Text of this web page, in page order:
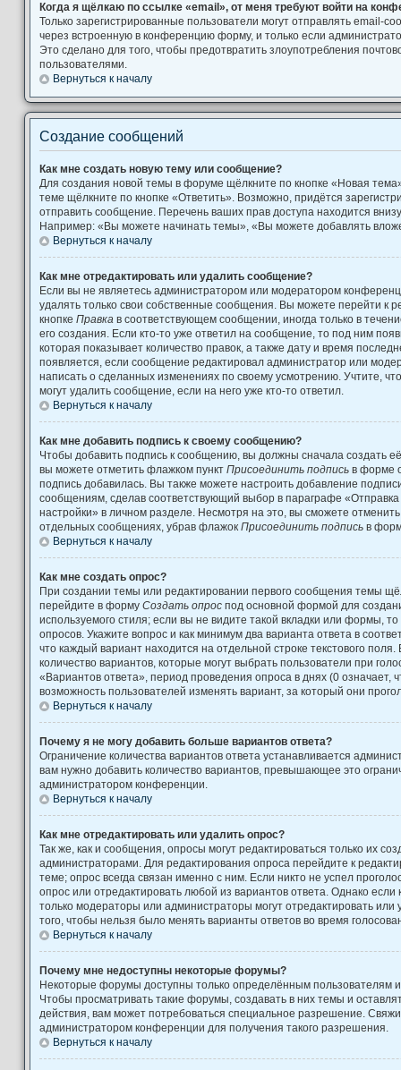
Когда я щёлкаю по ссылке «email», от меня требуют войти на
Только зарегистрированные пользователи могут отправлять email-
через встроенную в конференцию форму, и только если
Это сделано для того, чтобы предотвратить злоупотребления
пользователями.
Вернуться к началу
Создание сообщений
Как мне создать новую тему или сообщение?
Для создания новой темы в форуме щёлкните по кнопке «Новая
теме щёлкните по кнопке «Ответить». Возможно, придётся
отправить сообщение. Перечень ваших прав доступа находится
Например: «Вы можете начинать темы», «Вы можете добавлять
Вернуться к началу
Как мне отредактировать или удалить сообщение?
Если вы не являетесь администратором или модератором
удалять только свои собственные сообщения. Вы можете перейти к
кнопке Правка в соответствующем сообщении, иногда только в
его создания. Если кто-то уже ответил на сообщение, то под ним
которая показывает количество правок, а также дату и время
появляется, если сообщение редактировал администратор или
написать о сделанных изменениях по своему усмотрению. Учтите,
могут удалить сообщение, если на него уже кто-то ответил.
Вернуться к началу
Как мне добавить подпись к своему сообщению?
Чтобы добавить подпись к сообщению, вы должны сначала создать
вы можете отметить флажком пункт Присоединить подпись в форме
подпись добавилась. Вы также можете настроить добавление
сообщениям, сделав соответствующий выбор в параграфе
настройки» в личном разделе. Несмотря на это, вы сможете
отдельных сообщениях, убрав флажок Присоединить подпись в
Вернуться к началу
Как мне создать опрос?
При создании темы или редактировании первого сообщения темы
перейдите в форму Создать опрос под основной формой для
используемого стиля; если вы не видите такой вкладки или формы,
опросов. Укажите вопрос и как минимум два варианта ответа в
что каждый вариант находится на отдельной строке текстового
количество вариантов, которые могут выбрать пользователи при
«Вариантов ответа», период проведения опроса в днях (0 означает,
возможность пользователей изменять вариант, за который они
Вернуться к началу
Почему я не могу добавить больше вариантов ответа?
Ограничение количества вариантов ответа устанавливается
вам нужно добавить количество вариантов, превышающее это
администратором конференции.
Вернуться к началу
Как мне отредактировать или удалить опрос?
Так же, как и сообщения, опросы могут редактироваться только их
администраторами. Для редактирования опроса перейдите к
теме; опрос всегда связан именно с ним. Если никто не успел
опрос или отредактировать любой из вариантов ответа. Однако если
только модераторы или администраторы могут отредактировать или
того, чтобы нельзя было менять варианты ответов во время
Вернуться к началу
Почему мне недоступны некоторые форумы?
Некоторые форумы доступны только определённым пользователям
Чтобы просматривать такие форумы, создавать в них темы и
действия, вам может потребоваться специальное разрешение.
администратором конференции для получения такого разрешения.
Вернуться к началу